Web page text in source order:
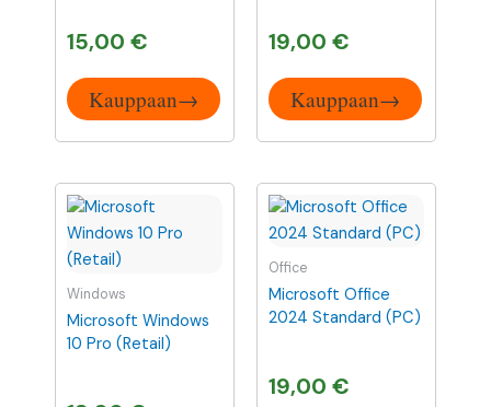
15,00 €
Kauppaan→
19,00 €
Kauppaan→
Windows
Microsoft Windows
10 Pro (Retail)
Office
Microsoft Office
2024 Standard (PC)
19,00 €